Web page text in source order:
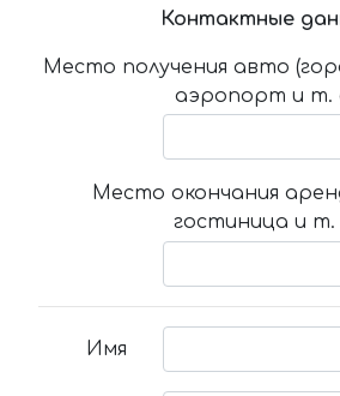
Контактные
Место получения авто
аэропорт и т.
Место окончания
гостиница и т.
Имя